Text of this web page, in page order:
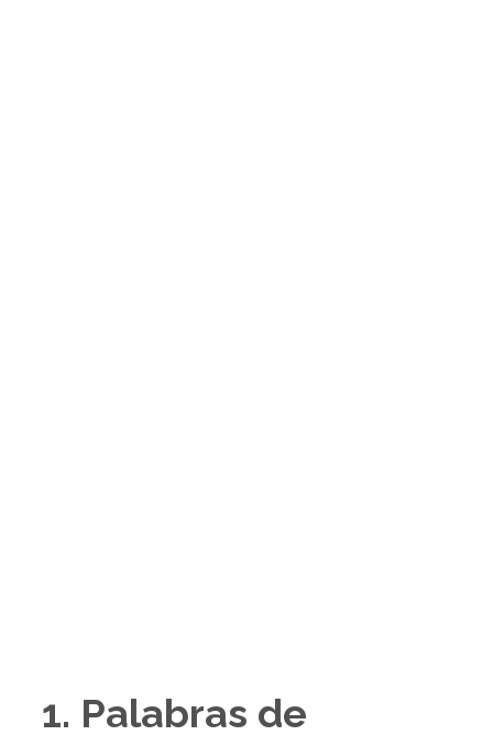
1. Palabras de